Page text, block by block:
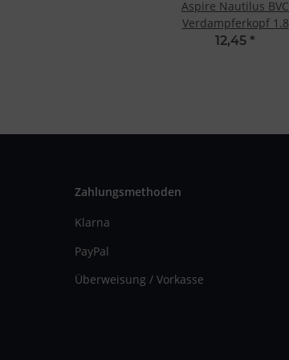
Aspire Nautilus BVC
Verdampferkopf 1.8
Ohm (5 Stk.)
12,45 *
Zahlungsmethoden
Klarna
PayPal
Überweisung / Vorkasse